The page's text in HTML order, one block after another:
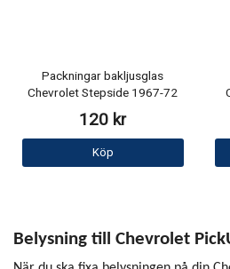
Packningar bakljusglas
Chevrolet Stepside 1967-72
120 kr
Köp
Belysning till Chevrolet